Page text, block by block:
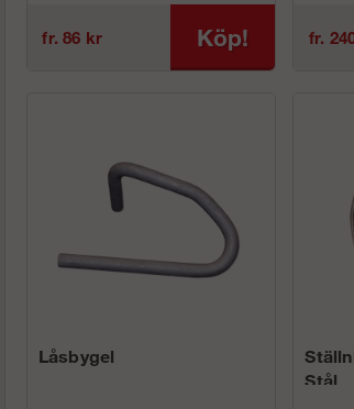
Fast knut använd...
fr. 86 kr Köp! fr.
Låsbygel
Stål